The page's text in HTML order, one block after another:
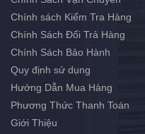
Chính sách Kiểm Tra Hàng
Chính Sách Đổi Trả Hàng
Chính Sách Bảo Hành
Quy định sử dụng
Hướng Dẫn Mua Hàng
Phương Thức Thanh Toán
Giới Thiệu